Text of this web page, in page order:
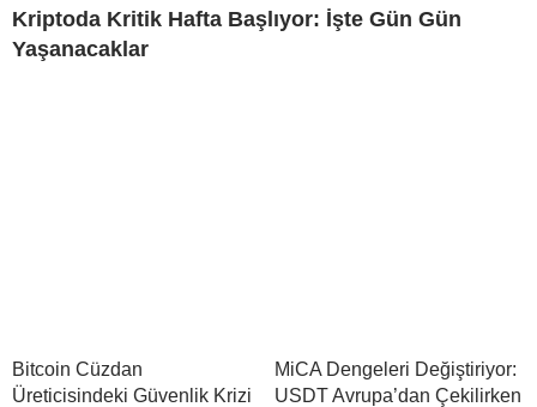
Kriptoda Kritik Hafta Başlıyor: İşte Gün Gün
Yaşanacaklar
Bitcoin Cüzdan
Üreticisindeki Güvenlik Krizi
MiCA Dengeleri Değiştiriyor:
USDT Avrupa’dan Çekilirken